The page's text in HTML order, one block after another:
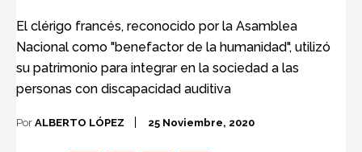
El clérigo francés, reconocido por la Asamblea
Nacional como "benefactor de la humanidad", utilizó
su patrimonio para integrar en la sociedad a las
personas con discapacidad auditiva
Por ALBERTO LÓPEZ 25 Noviembre, 2020